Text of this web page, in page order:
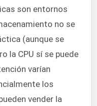
son entornos
no se
(aunque se
la CPU sí se puede
varían
los
vender la